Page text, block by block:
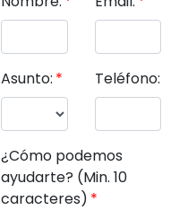
Asunto: Teléfono:
¿Cómo podemos
ayudarte? (Min. 10
caracteres)